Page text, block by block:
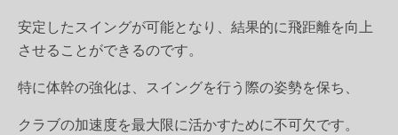
安定したスイングが可能となり、結果的に飛距離を向上
させることができるのです。
特に体幹の強化は、スイングを行う際の姿勢を保ち、
クラブの加速度を最大限に活かすために不可欠です。